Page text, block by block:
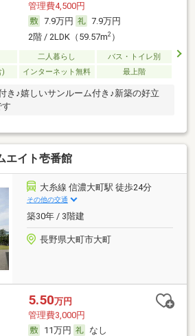
管理費4,500円
7.9万円
7.9万円
2階 / 2LDK（59.57m2）
二人暮らし
バス・トイレ別
)
インターネット無料 最上階
き♪嬉しいサンルーム付き♪新築の好立
エイト壱番館
大糸線 信濃大町駅 徒歩24分
その他の交通
築30年 / 3階建
長野県大町市大町
5.50万円
管理費3,000円
11万円
なし